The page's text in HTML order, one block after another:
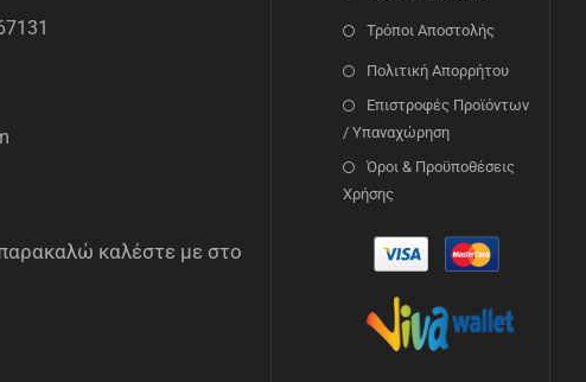
καλέστε με στο
Τρόποι Αποστολής
Πολιτική Απορρήτου
Επιστροφές Προϊόντων
/ Υπαναχώρηση
Όροι & Προϋποθέσεις
Χρήσης